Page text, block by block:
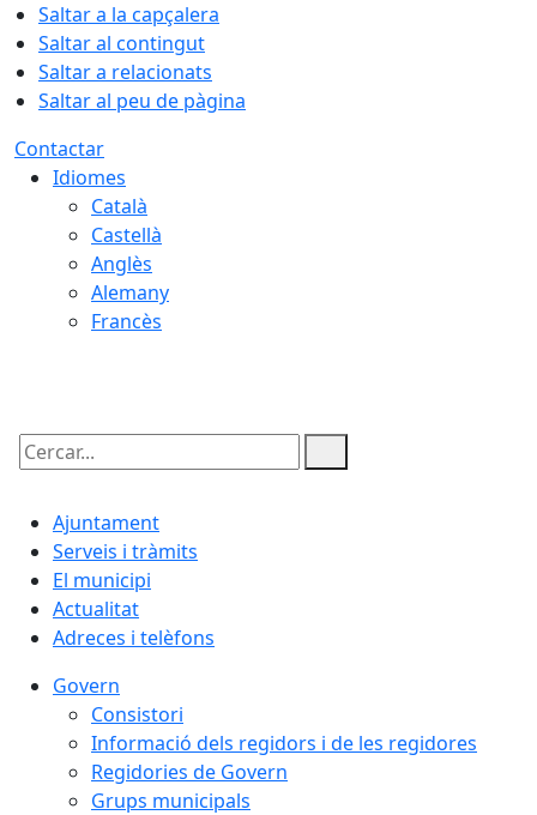
Saltar a la capçalera
Saltar al contingut
Saltar a relacionats
Saltar al peu de pàgina
Contactar
Idiomes
Català
Castellà
Anglès
Alemany
Francès
Cercar:
Ajuntament
Serveis i tràmits
El municipi
Actualitat
Adreces i telèfons
Govern
Consistori
Informació dels regidors i de les regidores
Regidories de Govern
Grups municipals